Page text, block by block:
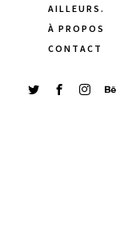
AILLEURS.
À PROPOS
CONTACT